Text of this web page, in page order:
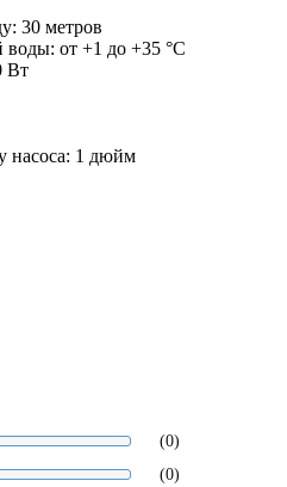
30 метров
воды: от +1 до +35 °C
Вт
насоса: 1 дюйм
(0)
(0)